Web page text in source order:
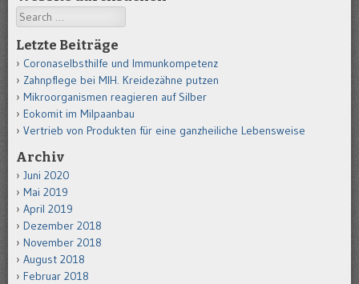
Search
Letzte Beiträge
Coronaselbsthilfe und Immunkompetenz
Zahnpflege bei MIH. Kreidezähne putzen
Mikroorganismen reagieren auf Silber
Eokomit im Milpaanbau
Vertrieb von Produkten für eine ganzheiliche Lebensweise
Archiv
Juni 2020
Mai 2019
April 2019
Dezember 2018
November 2018
August 2018
Februar 2018